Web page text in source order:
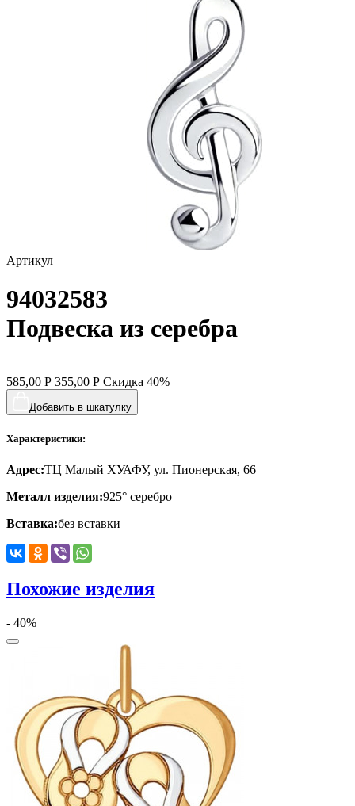
треугольник
хвост кита
цветы
череп и кости
черепаха
яблочки
якорь
ящерки
Артикул
94032583
Подвеска из серебра
585,00 Р 355,00 Р Скидка 40%
Добавить в шкатулку
Характеристики:
Адрес:ТЦ Малый ХУАФУ, ул. Пионерская, 66
Металл изделия:925° серебро
Вставка:без вставки
Похожие изделия
- 40%